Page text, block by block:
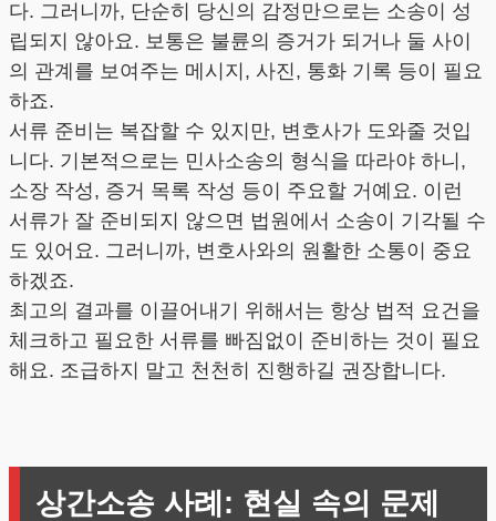
다. 그러니까, 단순히 당신의 감정만으로는 소송이 성
립되지 않아요. 보통은 불륜의 증거가 되거나 둘 사이
의 관계를 보여주는 메시지, 사진, 통화 기록 등이 필요
하죠.
서류 준비는 복잡할 수 있지만, 변호사가 도와줄 것입
니다. 기본적으로는 민사소송의 형식을 따라야 하니,
소장 작성, 증거 목록 작성 등이 주요할 거예요. 이런
서류가 잘 준비되지 않으면 법원에서 소송이 기각될 수
도 있어요. 그러니까, 변호사와의 원활한 소통이 중요
하겠죠.
최고의 결과를 이끌어내기 위해서는 항상 법적 요건을
체크하고 필요한 서류를 빠짐없이 준비하는 것이 필요
해요. 조급하지 말고 천천히 진행하길 권장합니다.
상간소송 사례: 현실 속의 문제